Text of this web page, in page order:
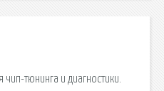
тюнинга и диагностики.